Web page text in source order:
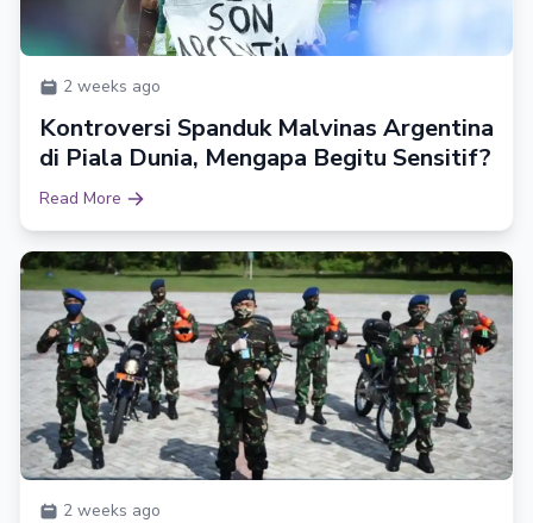
2 weeks ago
Kontroversi Spanduk Malvinas Argentina
di Piala Dunia, Mengapa Begitu Sensitif?
Read More
2 weeks ago